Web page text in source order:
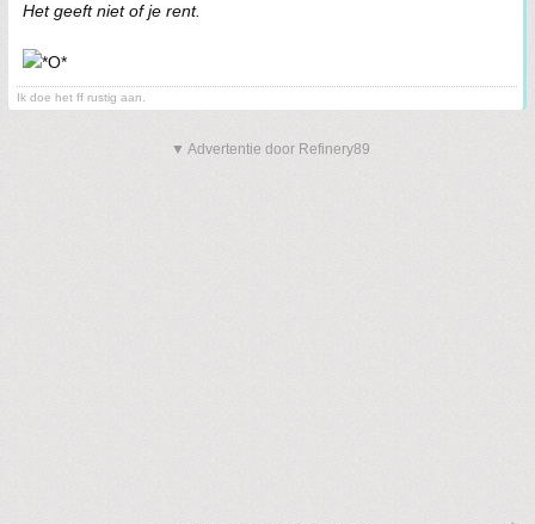
Het geeft niet of je rent.
Ik doe het ff rustig aan.
▼ Advertentie door Refinery89